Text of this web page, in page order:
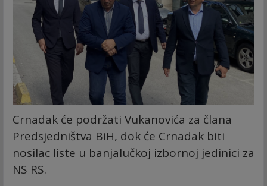
Crnadak će podržati Vukanovića za člana
Predsjedništva BiH, dok će Crnadak biti
nosilac liste u banjalučkoj izbornoj jedinici za
NS RS.